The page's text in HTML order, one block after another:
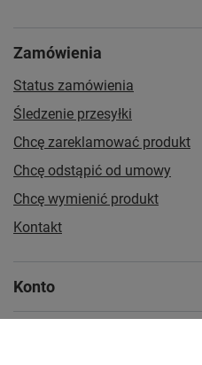
Zamówienia
Status zamówienia
Śledzenie przesyłki
Chcę zareklamować produkt
Chcę odstąpić od umowy
Chcę wymienić produkt
Kontakt
Konto